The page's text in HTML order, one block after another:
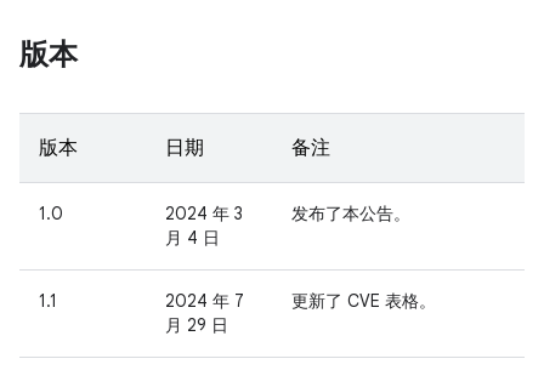
版本
版本 日期 备注
1.0
2024 年 3
月 4 日
发布了本公告。
1.1
2024 年 7
月 29 日
更新了 CVE 表格。